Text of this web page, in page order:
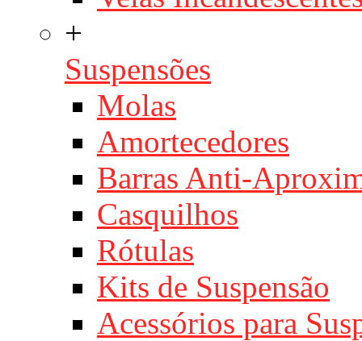
+
Suspensões
Molas
Amortecedores
Barras Anti-
Casquilhos
Rótulas
Kits de Suspensão
Acessórios para